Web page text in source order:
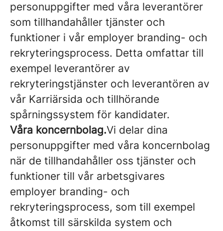
personuppgifter med våra leverantörer
som tillhandahåller tjänster och
funktioner i vår employer branding- och
rekryteringsprocess. Detta omfattar till
exempel leverantörer av
rekryteringstjänster och leverantören av
vår Karriärsida och tillhörande
spårningssystem för kandidater.
Våra koncernbolag.Vi delar dina
personuppgifter med våra koncernbolag
när de tillhandahåller oss tjänster och
funktioner till vår arbetsgivares
employer branding- och
rekryteringsprocess, som till exempel
åtkomst till särskilda system och